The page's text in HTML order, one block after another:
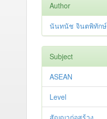
Author
นันทนัช จินตพิทักษ์
Subject
ASEAN
Level
สัญญาก่อสร้าง